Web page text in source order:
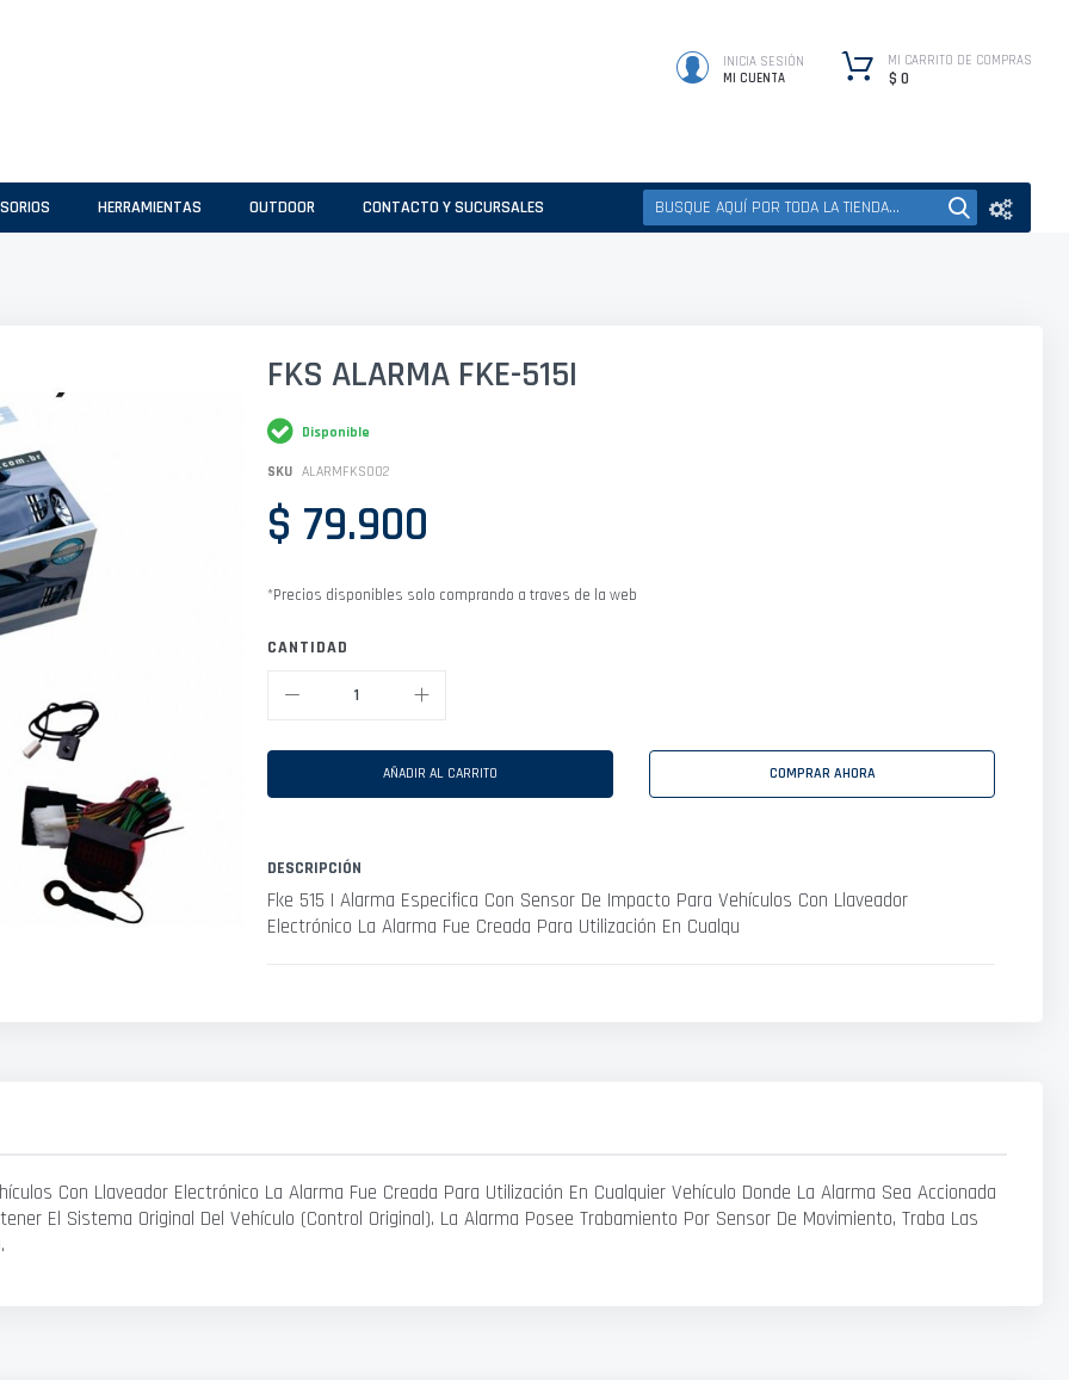
INICIA SESIÓN
MI CUENTA
MI CARRITO DE COMPRAS
$ 0
HERRAMIENTAS OUTDOOR CONTACTO Y SUCURSALES
FKS ALARMA FKE-515I
Disponible
SKU ALARMFKS002
$ 79.900
*Precios disponibles solo comprando a traves de la web
CANTIDAD
AÑADIR AL CARRITO COMPRAR AHORA
DESCRIPCIÓN
Fke 515 I Alarma Especifica Con Sensor De Impacto Para Vehículos Con Llaveador
Electrónico La Alarma Fue Creada Para Utilización En Cualqu
Con Llaveador Electrónico La Alarma Fue Creada Para Utilización En Cualquier Vehículo Donde La Alarma Sea Accionada
El Sistema Original Del Vehículo (Control Original). La Alarma Posee Trabamiento Por Sensor De Movimiento, Traba Las